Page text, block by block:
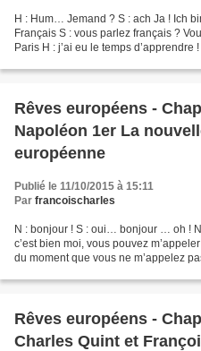
H : Hum… Jemand ? S : ach Ja ! Ich
Français S : vous parlez français ?
Paris H : j’ai eu le temps d’apprendre
Rêves européens -
Napoléon 1er La
européenne
Publié le 11/10/2015 à 15:11
Par francoischarles
N : bonjour ! S : oui… bonjour … oh !
c’est bien moi, vous pouvez
du moment que vous ne m’appelez
Rêves européens -
Charles Quint et